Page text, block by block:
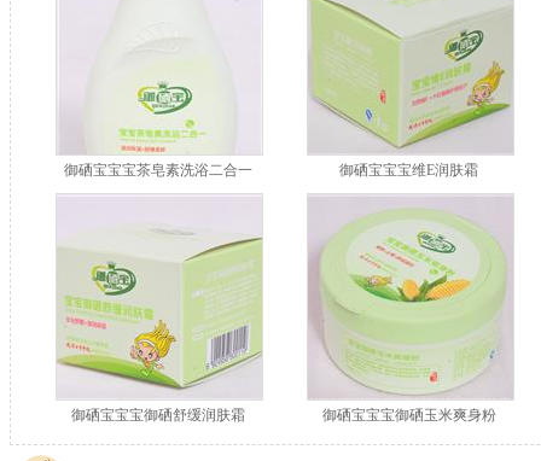
御硒宝宝宝茶皂素洗浴二合一 御硒宝宝宝维E润肤霜
御硒宝宝宝御硒舒缓润肤霜 御硒宝宝宝御硒玉米爽身粉